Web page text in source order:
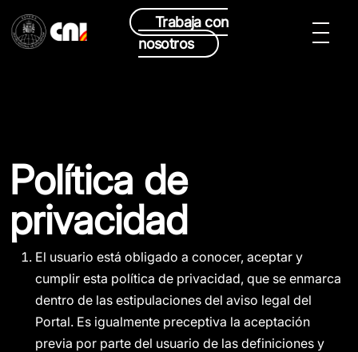
Trabaja con
nosotros
Política de
privacidad
El usuario está obligado a conocer, aceptar y
cumplir esta política de privacidad, que se enmarca
dentro de las estipulaciones del aviso legal del
Portal. Es igualmente preceptiva la aceptación
previa por parte del usuario de las definiciones y